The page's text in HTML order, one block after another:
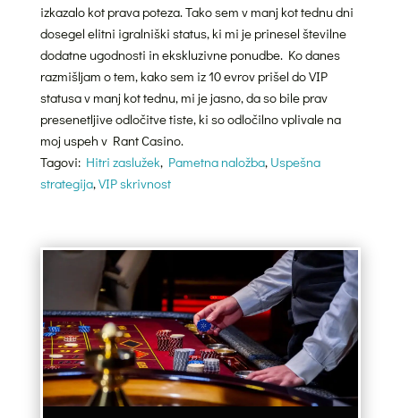
izkazalo kot prava poteza. Tako sem v manj kot tednu dni
dosegel elitni igralniški status, ki mi je prinesel številne
dodatne ugodnosti in ekskluzivne ponudbe. Ko danes
razmišljam o tem, kako sem iz 10 evrov prišel do VIP
statusa v manj kot tednu, mi je jasno, da so bile prav
presenetljive odločitve tiste, ki so odločilno vplivale na
moj uspeh v Rant Casino.
Tagovi: Hitri zaslužek, Pametna naložba, Uspešna
strategija,VIP skrivnost